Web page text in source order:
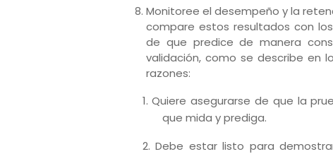
Monitoree el desempeño y la
compare estos resultados con
de que predice de manera
validación, como se describe en
razones:
1. Quiere asegurarse de que la
que mida y prediga.
2. Debe estar listo para